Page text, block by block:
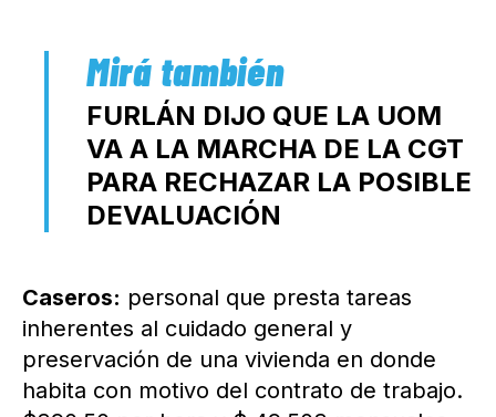
FURLÁN DIJO QUE LA UOM
VA A LA MARCHA DE LA CGT
PARA RECHAZAR LA POSIBLE
DEVALUACIÓN
Caseros: personal que presta tareas
inherentes al cuidado general y
preservación de una vivienda en donde
habita con motivo del contrato de trabajo.